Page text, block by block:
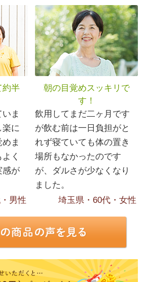
約半
ま
楽に
ま
く
感が
男性
朝の目覚めスッキリで
す！
飲用してまだ二ヶ月です
が飲む前は一日負担がと
れず寝ていても体の置き
場所もなかったのです
が、ダルさが少なくなり
ました。
埼玉県・60代・女性